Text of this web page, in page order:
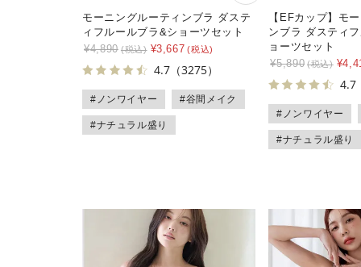
モーニングルーティンブラ ダステ
ィフルールブラ&ショーツセット
¥4,890 ¥3,667
4.7 （3275）
#ノンワイヤー #谷間メイク
#ナチュラル盛り
【EFカップ】モ
ンブラ ダスティ
ョーツセット
¥5,890 ¥
4.7
#ノンワイヤー
#ナチュラル盛り